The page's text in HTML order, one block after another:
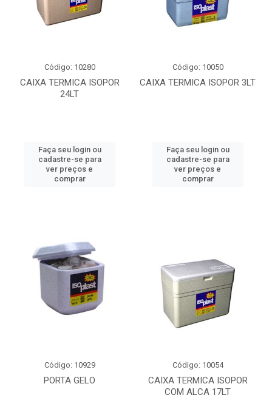
CAIXA TERMICA ISOPOR
24LT
Código: 10280
Faça seu login ou
cadastre-se para
ver preços e
comprar
CAIXA TERMICA ISOPOR 3LT
Código: 10050
Faça seu login ou
cadastre-se para
ver preços e
comprar
PORTA GELO
Código: 10929
CAIXA TERMICA ISOPOR
COM ALCA 17LT
Código: 10054